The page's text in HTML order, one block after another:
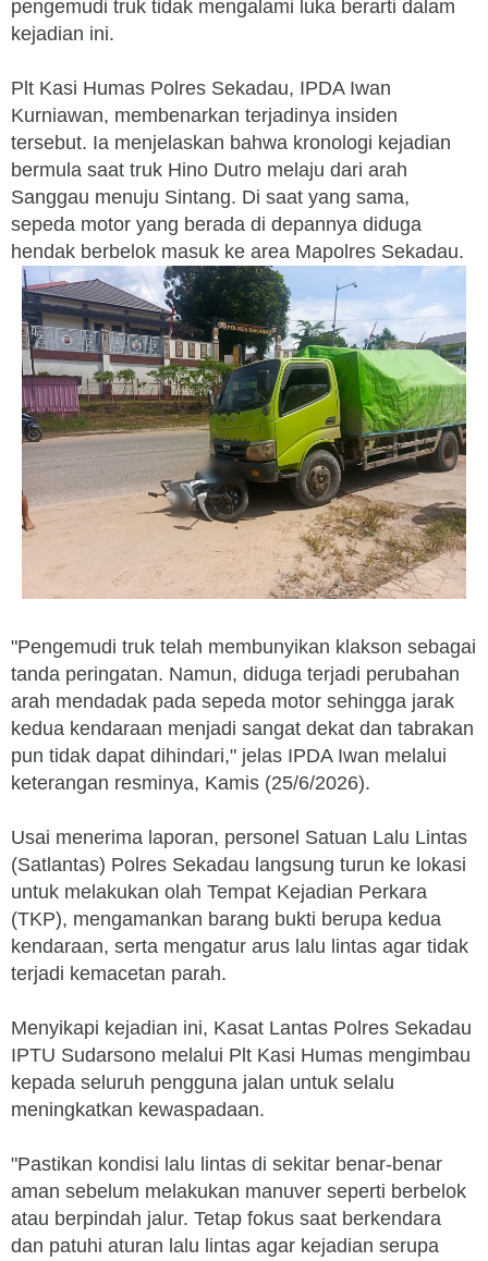
pengemudi truk tidak mengalami luka berarti dalam
kejadian ini.
Plt Kasi Humas Polres Sekadau, IPDA Iwan
Kurniawan, membenarkan terjadinya insiden
tersebut. Ia menjelaskan bahwa kronologi kejadian
bermula saat truk Hino Dutro melaju dari arah
Sanggau menuju Sintang. Di saat yang sama,
sepeda motor yang berada di depannya diduga
hendak berbelok masuk ke area Mapolres Sekadau.
"Pengemudi truk telah membunyikan klakson sebagai
tanda peringatan. Namun, diduga terjadi perubahan
arah mendadak pada sepeda motor sehingga jarak
kedua kendaraan menjadi sangat dekat dan tabrakan
pun tidak dapat dihindari," jelas IPDA Iwan melalui
keterangan resminya, Kamis (25/6/2026).
Usai menerima laporan, personel Satuan Lalu Lintas
(Satlantas) Polres Sekadau langsung turun ke lokasi
untuk melakukan olah Tempat Kejadian Perkara
(TKP), mengamankan barang bukti berupa kedua
kendaraan, serta mengatur arus lalu lintas agar tidak
terjadi kemacetan parah.
Menyikapi kejadian ini, Kasat Lantas Polres Sekadau
IPTU Sudarsono melalui Plt Kasi Humas mengimbau
kepada seluruh pengguna jalan untuk selalu
meningkatkan kewaspadaan.
"Pastikan kondisi lalu lintas di sekitar benar-benar
aman sebelum melakukan manuver seperti berbelok
atau berpindah jalur. Tetap fokus saat berkendara
dan patuhi aturan lalu lintas agar kejadian serupa